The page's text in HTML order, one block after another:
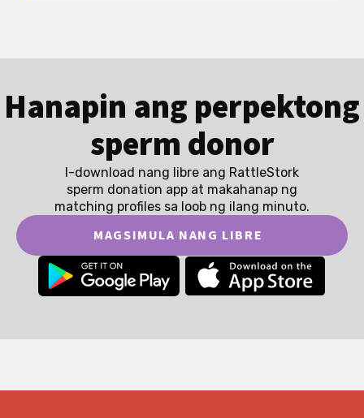
Hanapin ang perpektong
sperm donor
I-download nang libre ang RattleStork
sperm donation app at makahanap ng
matching profiles sa loob ng ilang minuto.
MAGSIMULA NANG LIBRE